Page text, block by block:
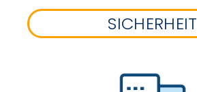
SICHERHEIT